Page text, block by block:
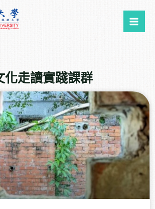
化走讀實踐課群